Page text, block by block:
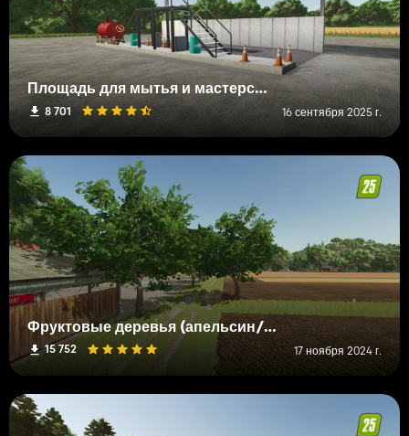
Площадь для мытья и мастерская с заправочной станцией
8 701 16 сентября 2025 г.
Фруктовые деревья (апельсин/яблоко)
15 752 17 ноября 2024 г.